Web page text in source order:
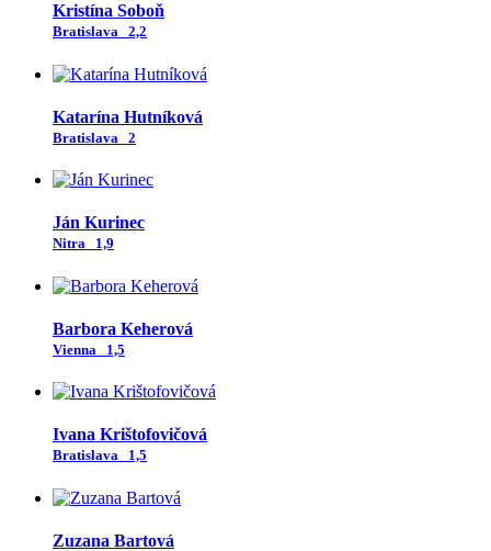
Kristína Soboň
Bratislava 2,2
Katarína Hutníková
Bratislava 2
Ján Kurinec
Nitra 1,9
Barbora Keherová
Vienna 1,5
Ivana Krištofovičová
Bratislava 1,5
Zuzana Bartová